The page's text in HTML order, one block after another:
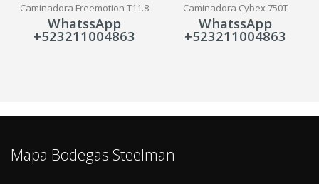
Caminadora Freemotion T11.8
WhatssApp
+523211004863
Caminadora Cybex 750T
WhatssApp
+523211004863
Mapa Bodegas Steelman